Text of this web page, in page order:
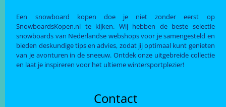
Een snowboard kopen doe je niet zonder eerst op
SnowboardsKopen.nl te kijken. Wij hebben de beste selectie
snowboards van Nederlandse webshops voor je samengesteld en
bieden deskundige tips en advies, zodat jij optimaal kunt genieten
van je avonturen in de sneeuw. Ontdek onze uitgebreide collectie
en laat je inspireren voor het ultieme wintersportplezier!
Contact